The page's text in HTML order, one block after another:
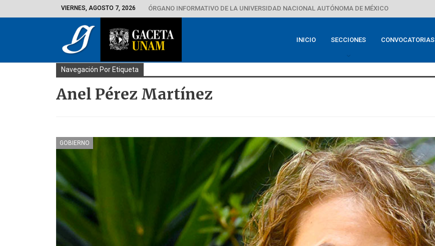
VIERNES, AGOSTO 7, 2026 ÓRGANO INFORMATIVO DE LA UNIVERSIDAD NACIONAL AUTÓNOMA DE MÉXICO
INICIO SECCIONES CONVOCATORIAS
Navegación Por Etiqueta
Anel Pérez Martínez
GOBIERNO